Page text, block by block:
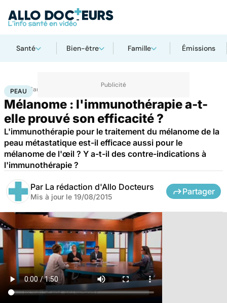
Santé Bien-être Famille Émissions
Accueil Santé Peau
PEAU
Mélanome : l'immunothérapie a-t-
elle prouvé son efficacité ?
L'immunothérapie pour le traitement du mélanome de la
peau métastatique est-il efficace aussi pour le
mélanome de l'œil ? Y a-t-il des contre-indications à
l'immunothérapie ?
Par La rédaction d'Allo Docteurs
Mis à jour le 19/08/2015
Partager